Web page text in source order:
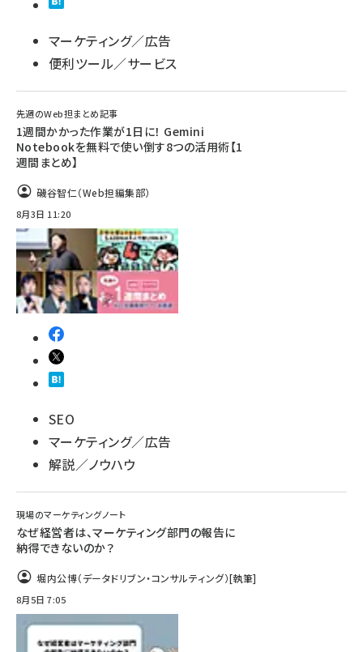
マーケティング／広告
便利ツール／サービス
先週のWeb担まとめ記事
1週間かかった作業が1日に！ Gemini
Notebookを無料で使い倒す8つの活用術【1
週間まとめ】
磯谷智仁（Web担編集部）
8月3日 11:20
SEO
マーケティング／広告
解説／ノウハウ
現場のマーケティングノート
なぜ経営者は、マーケティング部門の報告に
納得できないのか？
堀内公博（データドリブン・コンサルティング）[執筆]
8月5日 7:05